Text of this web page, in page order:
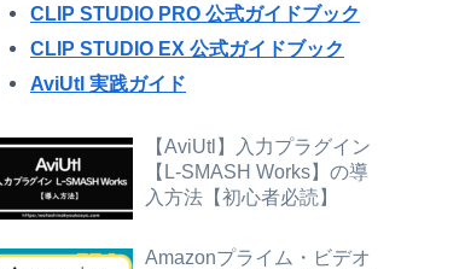
CLIP STUDIO PRO 公式ガイドブック
CLIP STUDIO EX 公式ガイドブック
AviUtl 実践ガイド
【AviUtl】入力プラグイン
【L-SMASH Works】の導
入方法【初心者必読】
Amazonプライム・ビデオ